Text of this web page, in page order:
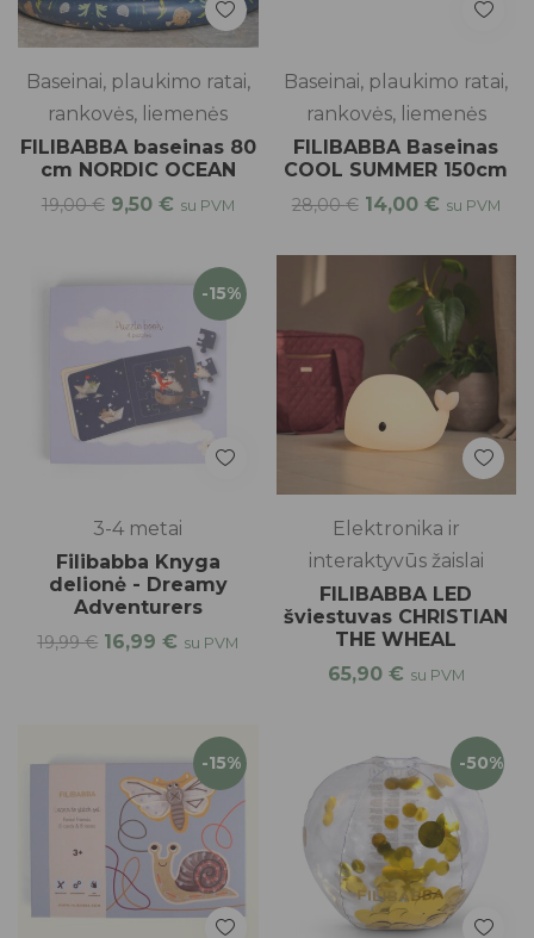
Baseinai, plaukimo ratai,
rankovės, liemenės
FILIBABBA baseinas 80
cm NORDIC OCEAN
19,00€ 9,50 € su PVM
Baseinai, plaukimo ratai,
rankovės, liemenės
FILIBABBA Baseinas
COOL SUMMER 150cm
28,00€ 14,00 € su PVM
-15%
3-4 metai
Filibabba Knyga
delionė - Dreamy
Adventurers
19,99€ 16,99€ su PVM
Elektronika ir
interaktyvūs žaislai
FILIBABBA LED
šviestuvas CHRISTIAN
THE WHEAL
65,90 € su PVM
-15% -50%